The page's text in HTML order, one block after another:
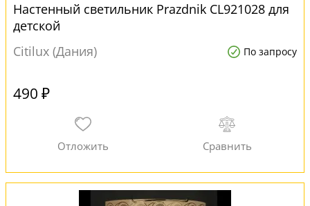
Настенный светильник Prazdnik CL921028 для
детской
Citilux (Дания)
По запросу
490 ₽